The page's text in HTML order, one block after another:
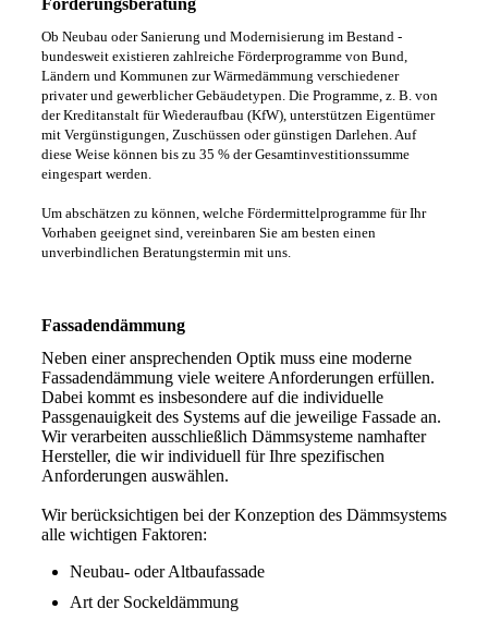
Förderungsberatung
Ob Neubau oder Sanierung und Modernisierung im Bestand -
bundesweit existieren zahlreiche Förderprogramme von Bund,
Ländern und Kommunen zur Wärmedämmung verschiedener
privater und gewerblicher Gebäudetypen. Die Programme, z. B. von
der Kreditanstalt für Wiederaufbau (KfW), unterstützen Eigentümer
mit Vergünstigungen, Zuschüssen oder günstigen Darlehen. Auf
diese Weise können bis zu 35 % der Gesamtinvestitionssumme
eingespart werden.
Um abschätzen zu können, welche Fördermittelprogramme für Ihr
Vorhaben geeignet sind, vereinbaren Sie am besten einen
unverbindlichen Beratungstermin mit uns.
Fassadendämmung
Neben einer ansprechenden Optik muss eine moderne
Fassadendämmung viele weitere Anforderungen erfüllen.
Dabei kommt es insbesondere auf die individuelle
Passgenauigkeit des Systems auf die jeweilige Fassade an.
Wir verarbeiten ausschließlich Dämmsysteme namhafter
Hersteller, die wir individuell für Ihre spezifischen
Anforderungen auswählen.
Wir berücksichtigen bei der Konzeption des Dämmsystems
alle wichtigen Faktoren:
Neubau- oder Altbaufassade
Art der Sockeldämmung